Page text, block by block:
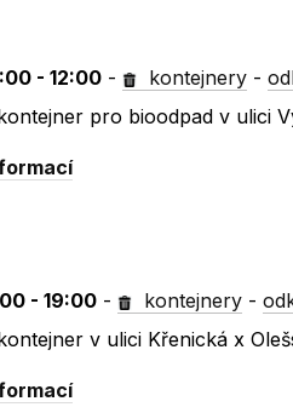
- 12:00 - kontejnery -
pro bioodpad v ulici
- 19:00 - kontejnery -
v ulici Křenická x